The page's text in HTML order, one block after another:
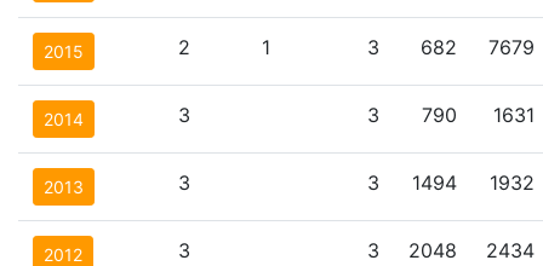
2015 2 1 3 682 7679
2014 3 3 790 1631
2013 3 3 1494 1932
2012 3 3 2048 2434